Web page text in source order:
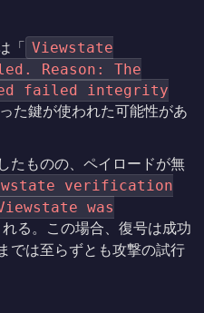
「 Viewstate
Reason: The
failed integrity
た鍵が使われた可能性があ
たものの、ペイロードが無
verification
was
れる。この場合、復号は成功
では至らずとも攻撃の試行